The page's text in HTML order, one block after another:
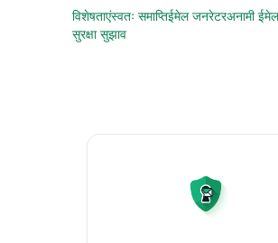
विशेषताएंस्वतः समाप्तिईमेल जनरेटरअनामी ईमेल
सुरक्षा सुझाव